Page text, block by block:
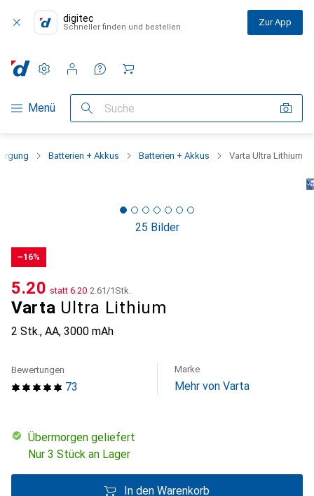
digitec
Schneller finden und bestellen Zur App
Navigation nach Kategorien
Menü Suche
Einstellungen
Kundenkonto
Vergleichslisten
Merklisten
Warenkorb
Batterien + Akkus Batterien + Akkus Varta Ultra Lithium
25 Bilder
−16%
Varta Ultra Lithium
2 Stk., AA, 3000 mAh
CHF
5.20 statt CHF
6.20 CHF
2.61/1Stk.
73
Bewertungen Marke
Mehr von Varta
übermorgen geliefert
Nur 3 Stück an Lager
In den Warenkorb